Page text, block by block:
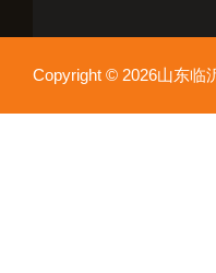
Copyright © 2026山东